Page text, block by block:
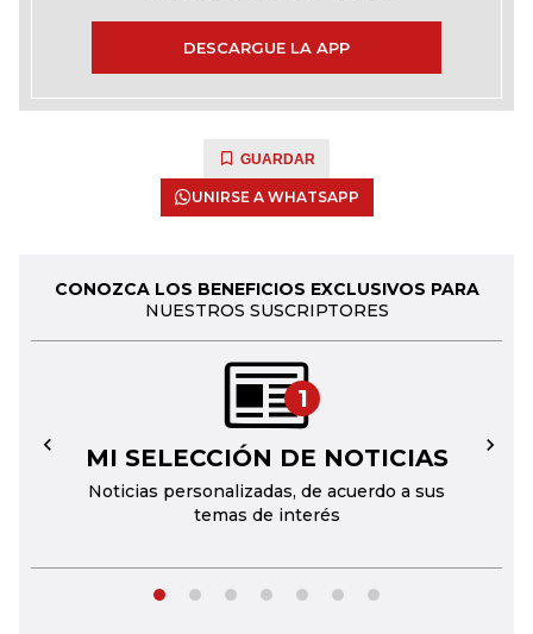
DESCARGUE LA APP
GUARDAR
UNIRSE A WHATSAPP
CONOZCA LOS BENEFICIOS EXCLUSIVOS PARA
NUESTROS SUSCRIPTORES
1
MI SELECCIÓN DE NOTICIAS
Noticias personalizadas, de acuerdo a sus
temas de interés
← →